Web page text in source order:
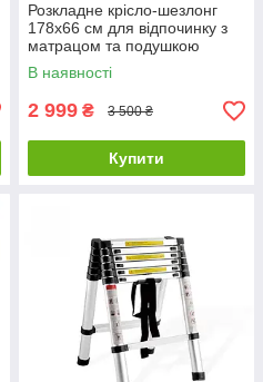
Розкладне крісло-шезлонг
178х66 см для відпочинку з
матрацом та подушкою
В наявності
2 999 ₴ 3 500 ₴
Купити